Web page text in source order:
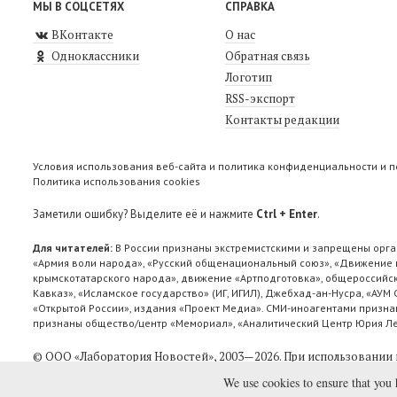
МЫ В СОЦСЕТЯХ
ВКонтакте
Одноклассники
СПРАВКА
О нас
Обратная связь
Логотип
RSS-экспорт
Контакты редакции
Условия использования веб-сайта и политика конфиденциальности и
Политика использования cookies
Заметили ошибку? Выделите её и нажмите Ctrl + Enter.
Для читателей: В России признаны экстремистскими и запрещены
«Армия воли народа», «Русский общенациональный союз»,
крымскотатарского народа», движение «Артподготовка»,
Кавказ», «Исламское государство» (ИГ, ИГИЛ), Джебхад-ан-Нусра,
«Открытой России», издания «Проект Медиа». СМИ-иноагентами
признаны общество/центр «Мемориал», «Аналитический Центр Юрия
© ООО «Лаборатория Новоcтей», 2003—2026.При использовании
We use cookies to ensure that